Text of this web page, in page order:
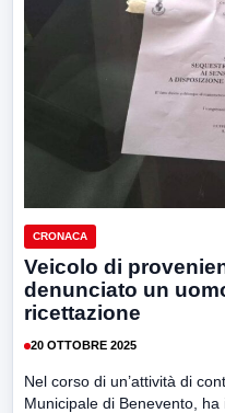
CRONACA
Veicolo di
denunciato un
ricettazione
20 OTTOBRE 2025
Nel corso di un’attività di
Municipale di Benevento, ha